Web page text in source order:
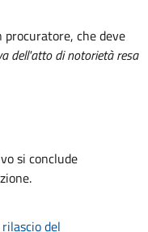
procuratore, che deve
dell'atto di notorietà resa
si conclude
del